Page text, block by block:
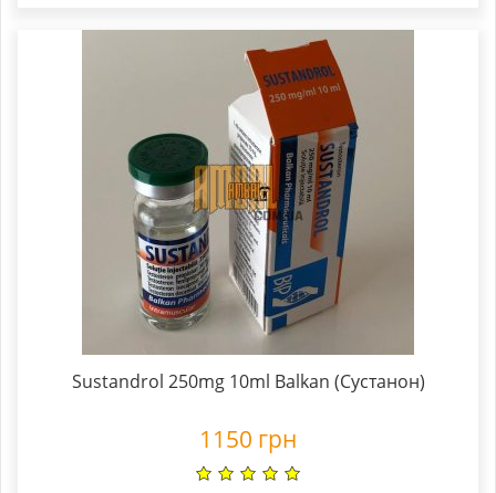
Sustandrol 250mg 10ml Balkan (Сустанон)
1150 грн